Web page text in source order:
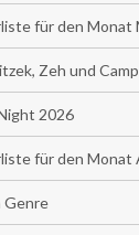
für den Monat
Zeh und
2026
für den Monat
Genre